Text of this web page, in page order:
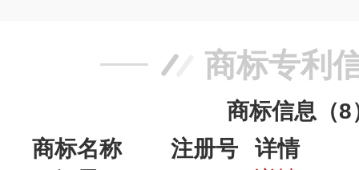
商标专利
商标信息（8
商标名称
注册号
详情